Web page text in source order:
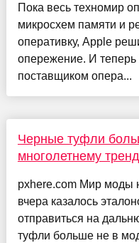
Пока весь техномир
микросхем памяти и
оперативку, Apple
опережение. И
поставщиком опера...
Черные туфли
многолетнему
pxhere.com Мир моды
вчера казалось
отправиться на
туфли больше не в